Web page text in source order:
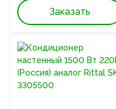
Заказать